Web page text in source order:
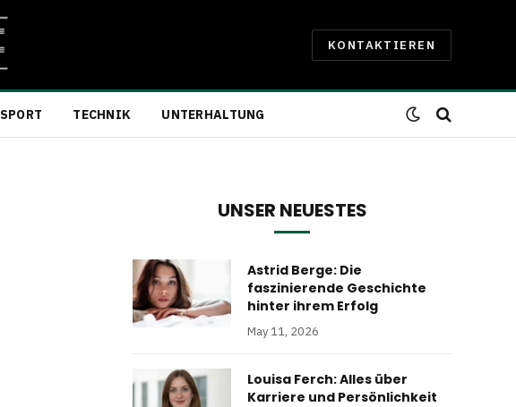
KONTAKTIEREN
SPORT TECHNIK UNTERHALTUNG
UNSER NEUESTES
Astrid Berge: Die
faszinierende Geschichte
hinter ihrem Erfolg
May 11, 2026
Louisa Ferch: Alles über
Karriere und Persönlichkeit